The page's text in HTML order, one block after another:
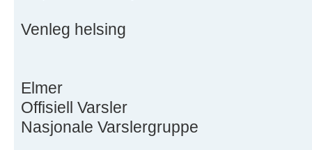
Venleg helsing
Elmer
Offisiell Varsler
Nasjonale Varslergruppe